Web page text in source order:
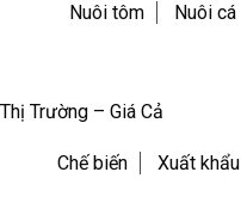
Nuôi tôm Nuôi cá
Thị Trường – Giá Cả
Chế biến Xuất khẩu